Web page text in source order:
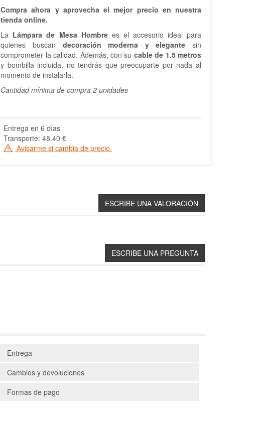
Compra ahora y aprovecha el mejor precio en nuestra
tienda online.
La Lámpara de Mesa Hombrees el accesorio ideal para
quienes buscan decoración moderna y elegante sin
comprometer la calidad. Además, con su cable de 1.5 metros
y bombilla incluida, no tendrás que preocuparte por nada al
momento de instalarla.
Cantidad mínima de compra 2 unidades
Entrega en 6 días
Transporte: 48.40 €
Avisarme si cambia de precio.
Entrega
Cambios y devoluciones
Formas de pago